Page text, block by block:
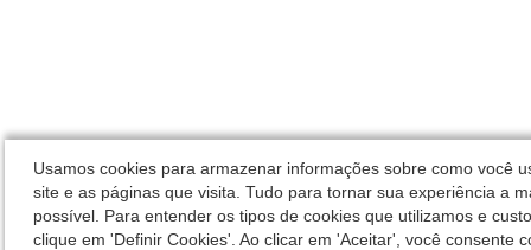
Usamos cookies para armazenar informações sobre como você
site e as páginas que visita. Tudo para tornar sua experiência a
possível. Para entender os tipos de cookies que utilizamos e
clique em 'Definir Cookies'. Ao clicar em 'Aceitar', você consente